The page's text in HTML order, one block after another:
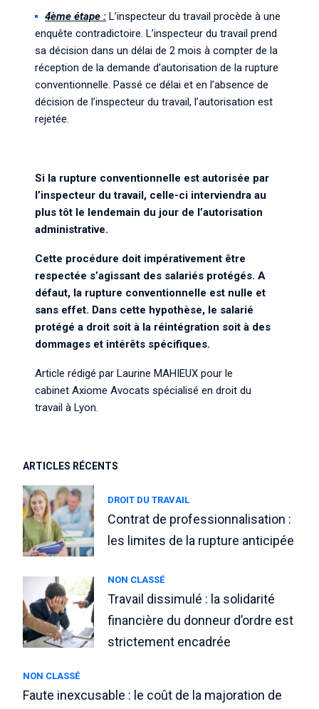
4ème étape : L’inspecteur du travail procède à une
enquête contradictoire. L’inspecteur du travail prend
sa décision dans un délai de 2 mois à compter de la
réception de la demande d’autorisation de la rupture
conventionnelle. Passé ce délai et en l’absence de
décision de l’inspecteur du travail, l’autorisation est
rejetée.
Si la rupture conventionnelle est autorisée par
l’inspecteur du travail, celle-ci interviendra au
plus tôt le lendemain du jour de l’autorisation
administrative.
Cette procédure doit impérativement être
respectée s’agissant des salariés protégés. A
défaut, la rupture conventionnelle est nulle et
sans effet. Dans cette hypothèse, le salarié
protégé a droit soit à la réintégration soit à des
dommages et intérêts spécifiques.
Article rédigé par Laurine MAHIEUX pour le
cabinet Axiome Avocats spécialisé en droit du
travail à Lyon.
ARTICLES RÉCENTS
DROIT DU TRAVAIL
Contrat de professionnalisation :
les limites de la rupture anticipée
NON CLASSÉ
Travail dissimulé : la solidarité
financière du donneur d’ordre est
strictement encadrée
NON CLASSÉ
Faute inexcusable : le coût de la majoration de